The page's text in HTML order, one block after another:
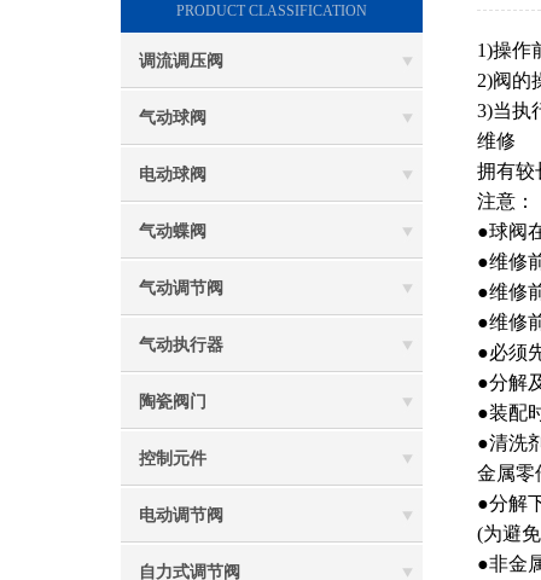
PRODUCT CLASSIFICATION
调流调压阀
气动球阀
电动球阀
气动蝶阀
气动调节阀
气动执行器
陶瓷阀门
控制元件
电动调节阀
自力式调节阀
1)操作
2)阀的
3)当执
维修
拥有较
注意：
●球阀
●维修
●维修
●维修
●必须
●分解
●装配
●清洗
金属零
●分解
(为避
●非金